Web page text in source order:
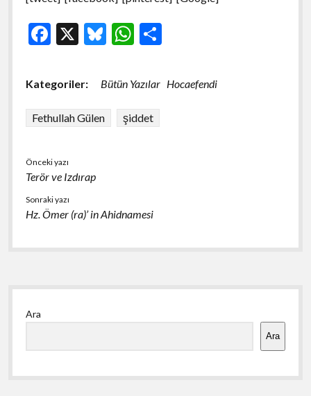
F
e
o
k
X Bl
es
W
at
A
S
ar
Kategoriler: Bütün Yazılar Hocaefendi
Fethullah Gülen şiddet
Önceki yazı
Terör ve Izdırap
Sonraki yazı
Hz. Ömer (ra)’ in Ahidnamesi
Yan
Menü
Ara
Ara